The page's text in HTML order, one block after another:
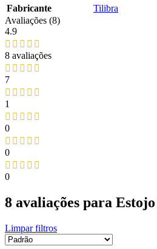
Fabricante
‎Tilibra
Avaliações (8)
4.9
8 avaliações
7
1
0
0
0
8 avaliações para
Limpar filtros